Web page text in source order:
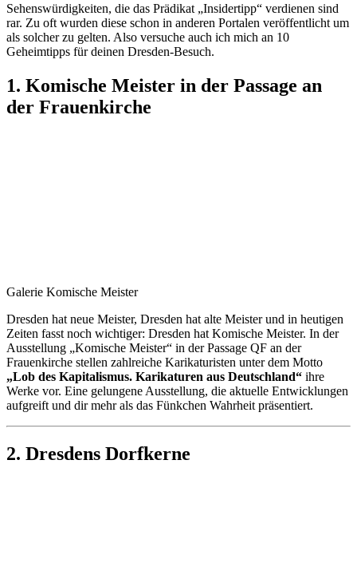
Sehenswürdigkeiten, die das Prädikat „Insidertipp“ verdienen sind
rar. Zu oft wurden diese schon in anderen Portalen veröffentlicht um
als solcher zu gelten. Also versuche auch ich mich an 10
Geheimtipps für deinen Dresden-Besuch.
1. Komische Meister in der Passage an
der Frauenkirche
Galerie Komische Meister
Dresden hat neue Meister, Dresden hat alte Meister und in heutigen
Zeiten fasst noch wichtiger: Dresden hat Komische Meister. In der
Ausstellung „Komische Meister“ in der Passage QF an der
Frauenkirche stellen zahlreiche Karikaturisten unter dem Motto
„Lob des Kapitalismus. Karikaturen aus Deutschland“ ihre
Werke vor. Eine gelungene Ausstellung, die aktuelle Entwicklungen
aufgreift und dir mehr als das Fünkchen Wahrheit präsentiert.
2. Dresdens Dorfkerne